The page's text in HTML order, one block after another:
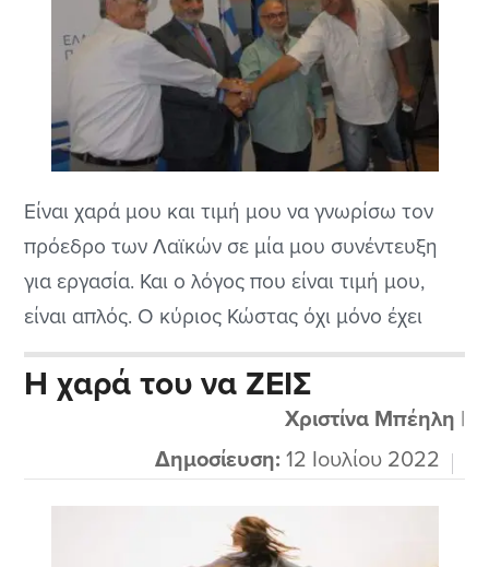
Είναι χαρά μου και τιμή μου να γνωρίσω τον
πρόεδρο των Λαϊκών σε μία μου συνέντευξη
για εργασία. Και ο λόγος που είναι τιμή μου,
είναι απλός. Ο κύριος Κώστας όχι μόνο έχει
αφιερώσει τη ζωή του να φροντίζει τους
καθημερινούς συνανθρώπους μας που μας
παρέχουν όλα τα πολύτιμα αγαθά όπως τα
καθημερινά μας τρόφιμα.
Η χαρά του να ΖΕΙΣ
Χριστίνα Μπέηλη |
Δημοσίευση: 12 Ιουλίου 2022